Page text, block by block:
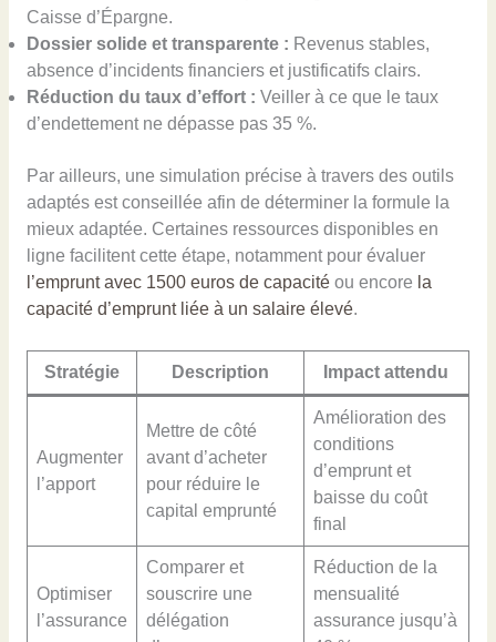
Caisse d’Épargne.
Dossier solide et transparente : Revenus stables,
absence d’incidents financiers et justificatifs clairs.
Réduction du taux d’effort : Veiller à ce que le taux
d’endettement ne dépasse pas 35 %.
Par ailleurs, une simulation précise à travers des outils
adaptés est conseillée afin de déterminer la formule la
mieux adaptée. Certaines ressources disponibles en
ligne facilitent cette étape, notamment pour évaluer
l’emprunt avec 1500 euros de capacitéou encore la
capacité d’emprunt liée à un salaire élevé.
Stratégie Description Impact attendu
Augmenter
l’apport
Mettre de côté
avant d’acheter
pour réduire le
capital emprunté
Amélioration des
conditions
d’emprunt et
baisse du coût
final
Optimiser
l’assurance
Comparer et
souscrire une
délégation
Réduction de la
mensualité
assurance jusqu’à